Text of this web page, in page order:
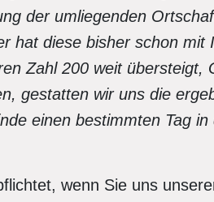
der umliegenden
hat diese bisher schon mit
Zahl 200 weit übersteigt,
gestatten wir uns die
einen bestimmten Tag
wenn Sie uns